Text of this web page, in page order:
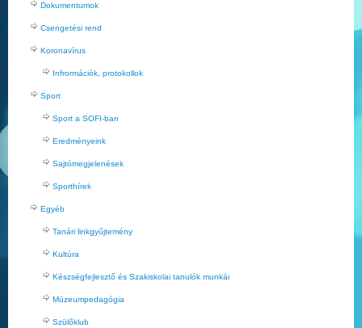
Dokumentumok
Csengetési rend
Koronavírus
Infrormációk, protokollok
Sport
Sport a SOFI-ban
Eredményeink
Sajtómegjelenések
Sporthírek
Egyéb
Tanári linkgyűjtemény
Kultúra
Készségfejlesztő és Szakiskolai tanulók munkái
Múzeumpedagógia
Szülőklub